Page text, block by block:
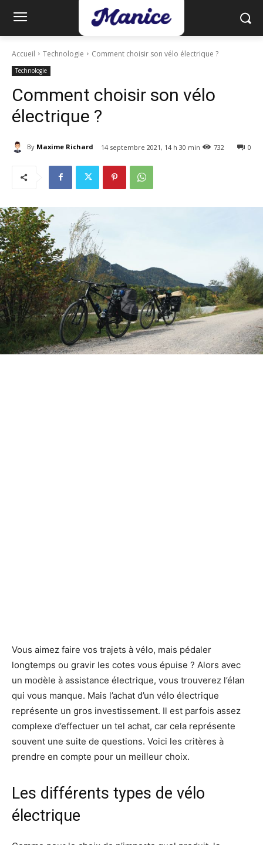
Accueil Technologie Comment choisir son vélo électrique ?
Technologie
Comment choisir son vélo
électrique ?
By Maxime Richard 14 septembre 2021, 14 h 30 min 0
732
Vous aimez faire vos trajets à vélo, mais pédaler
longtemps ou gravir les cotes vous épuise ? Alors avec
un modèle à assistance électrique, vous trouverez l’élan
qui vous manque. Mais l’achat d’un vélo électrique
représente un gros investissement. Il est parfois assez
complexe d’effectuer un tel achat, car cela représente
souvent une suite de questions. Voici les critères à
prendre en compte pour un meilleur choix.
Les différents types de vélo
électrique